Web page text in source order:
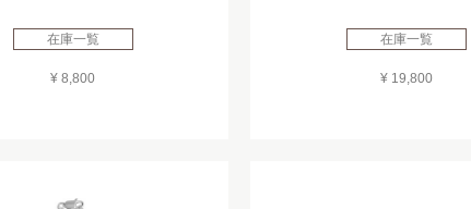
在庫一覧
¥ 8,800
在庫一覧
¥ 19,800